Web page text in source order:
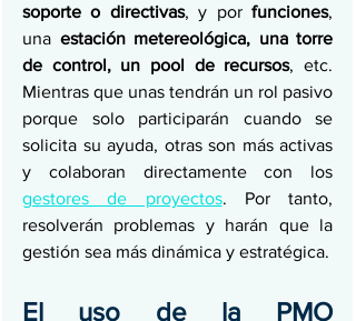
soporte o directivas, y por funciones,
una estación metereológica, una torre
de control, un pool de recursos, etc.
Mientras que unas tendrán un rol pasivo
porque solo participarán cuando se
solicita su ayuda, otras son más activas
gestores de proyectos. Por tanto,
resolverán problemas y harán que la
gestión sea más dinámica y estratégica.
El uso de la PMO